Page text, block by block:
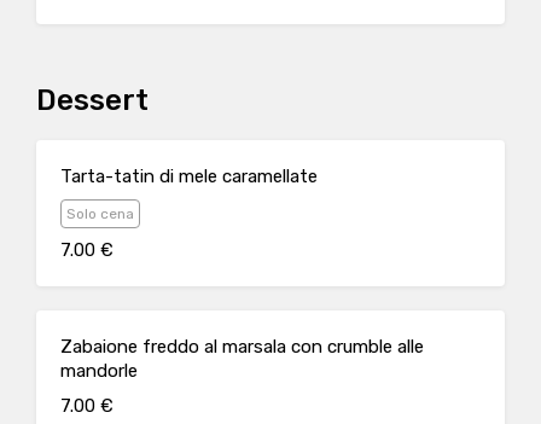
Dessert
Tarta-tatin di mele caramellate
Solo cena
7.00 €
Zabaione freddo al marsala con crumble alle
mandorle
7.00 €